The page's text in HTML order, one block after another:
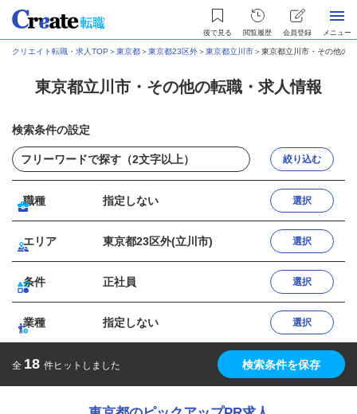
後で見る 閲覧履歴 会員登録 メニュー
クリエイト転職・求人TOP ＞東京都＞東京都23区外＞東京都立川市＞東京都立川市・その他の
東京都立川市・その他の転職・求人情報
検索条件の設定
絞り込む
職種 指定しない 選択
エリア 東京都23区外(立川市) 選択
条件 正社員 選択
業種 指定しない 選択
全 18 件ヒットしました 検索条件を保存